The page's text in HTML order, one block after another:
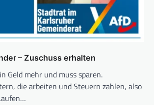
– Zuschuss erhalten
Geld mehr und muss sparen.
die arbeiten und Steuern zahlen, also